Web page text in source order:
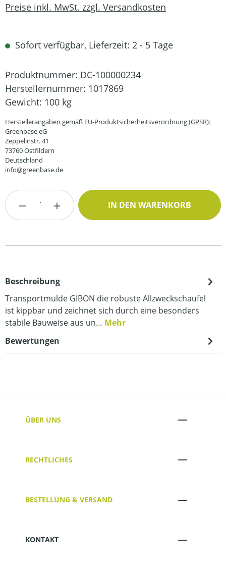
Preise inkl. MwSt. zzgl. Versandkosten
Sofort verfügbar, Lieferzeit: 2 - 5 Tage
Produktnummer: DC-100000234
Herstellernummer: 1017869
Gewicht: 100 kg
Herstellerangaben gemäß EU-Produktsicherheitsverordnung (GPSR):
Greenbase eG
Zeppelinstr. 41
73760 Ostfildern
Deutschland
info@greenbase.de
Produkt Anzahl: Gib den gewünschten
IN DEN WARENKORB
Beschreibung
Transportmulde GIBON die robuste Allzweckschaufel
ist kippbar und zeichnet sich durch eine besonders
stabile Bauweise aus un… Mehr
Bewertungen
ÜBER UNS
RECHTLICHES
BESTELLUNG & VERSAND
KONTAKT